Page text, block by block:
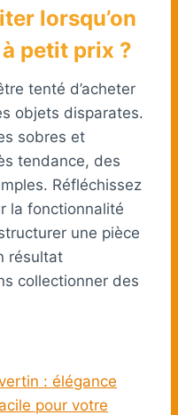
lorsqu’on
petit prix ?
tenté d’acheter
objets disparates.
sobres et
tendance, des
Réfléchissez
la fonctionnalité
une pièce
résultat
collectionner des
: élégance
pour votre